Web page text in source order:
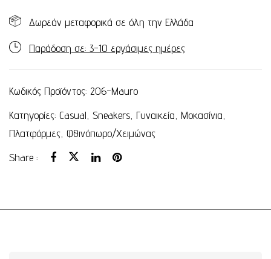
Δωρεάν μεταφορικά σε όλη την Ελλάδα
Παράδοση σε: 3-10 εργάσιμες ημέρες
Κωδικός Προϊόντος: 206-Mauro
Κατηγορίες: Casual Sneakers Γυναικεία Μοκασίνια
Πλατφόρμες Φθινόπωρο/Χειμώνας
Share :